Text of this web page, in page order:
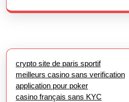
crypto site de paris sportif
meilleurs casino sans verification
application pour poker
casino français sans KYC